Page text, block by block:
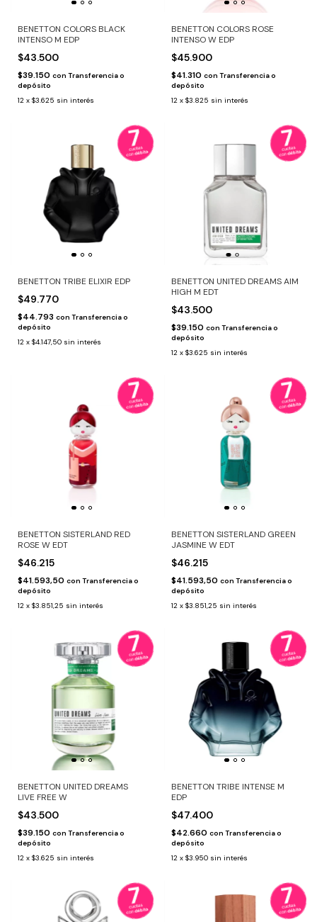
BENETTON COLORS BLACK
INTENSO M EDP
$43.500
$39.150 con Transferencia o
depósito
12 x $3.625 sin interés
BENETTON COLORS ROSE
INTENSO W EDP
$45.900
$41.310 con Transferencia o
depósito
12 x $3.825 sin interés
BENETTON TRIBE ELIXIR EDP
$49.770
$44.793 con Transferencia o
depósito
12 x $4.147,50 sin interés
BENETTON UNITED DREAMS AIM
HIGH M EDT
$43.500
$39.150 con Transferencia o
depósito
12 x $3.625 sin interés
BENETTON SISTERLAND RED
ROSE W EDT
$46.215
$41.593,50 con Transferencia o
depósito
12 x $3.851,25 sin interés
BENETTON SISTERLAND GREEN
JASMINE W EDT
$46.215
$41.593,50 con Transferencia o
depósito
12 x $3.851,25 sin interés
BENETTON UNITED DREAMS
LIVE FREE W
$43.500
$39.150 con Transferencia o
depósito
12 x $3.625 sin interés
BENETTON TRIBE INTENSE M
EDP
$47.400
$42.660 con Transferencia o
depósito
12 x $3.950 sin interés